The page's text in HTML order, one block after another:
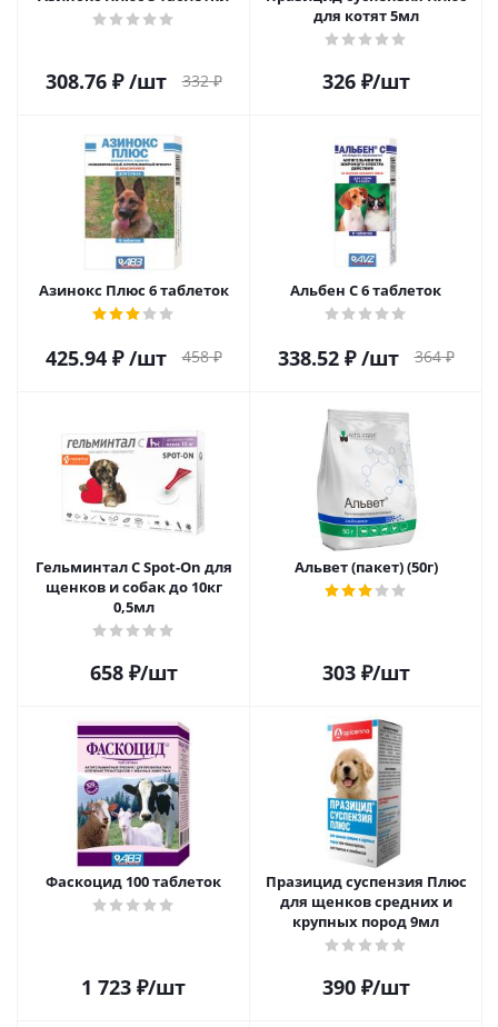
308.76₽ /шт 332₽
для котят 5мл
326₽/шт
Азинокс Плюс 6 таблеток
425.94₽ /шт 458₽
Альбен С 6 таблеток
338.52₽ /шт 364₽
Гельминтал С Spot-On для
щенков и собак до 10кг
0,5мл
658₽/шт
Альвет (пакет) (50г)
303₽/шт
Фаскоцид 100 таблеток
1 723 ₽/шт
Празицид суспензия Плюс
для щенков средних и
крупных пород 9мл
390₽/шт